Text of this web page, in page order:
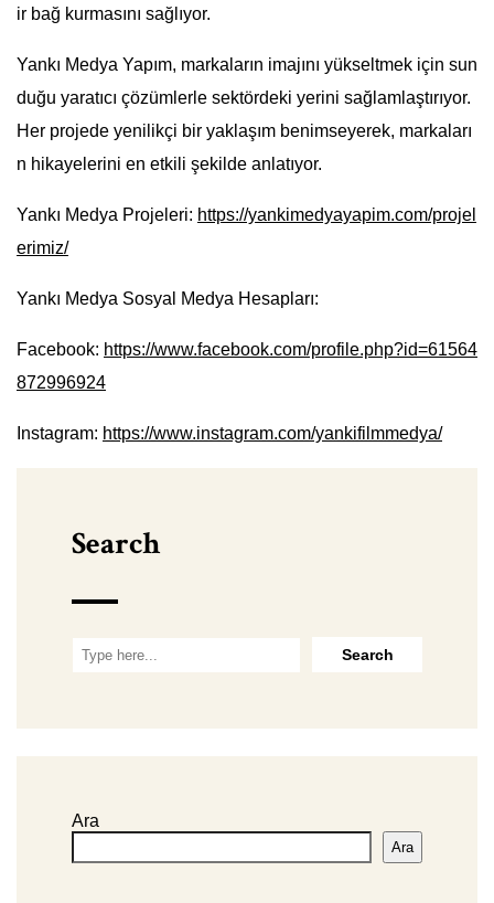
ir bağ kurmasını sağlıyor.
Yankı Medya Yapım, markaların imajını yükseltmek için sun
duğu yaratıcı çözümlerle sektördeki yerini sağlamlaştırıyor.
Her projede yenilikçi bir yaklaşım benimseyerek, markaları
n hikayelerini en etkili şekilde anlatıyor.
Yankı Medya Projeleri: https://yankimedyayapim.com/projel
erimiz/
Yankı Medya Sosyal Medya Hesapları:
Facebook: https://www.facebook.com/profile.php?id=61564
872996924
Instagram: https://www.instagram.com/yankifilmmedya/
Search
Ara
Ara